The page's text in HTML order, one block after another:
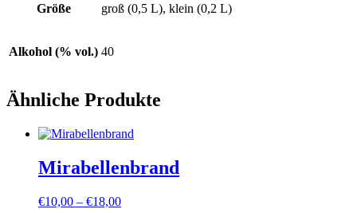
Größe groß (0,5 L), klein (0,2 L)
Alkohol (% vol.) 40
Ähnliche Produkte
Mirabellenbrand
€10,00 – €18,00Preisspanne: